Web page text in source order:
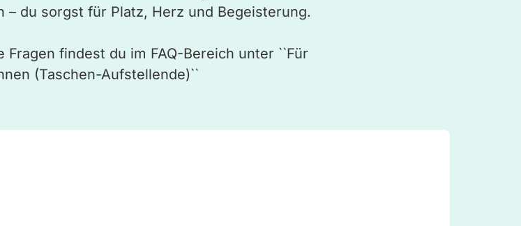
– du sorgst für Platz, Herz und Begeisterung.
findest du im FAQ-Bereich unter ``Für
(Taschen-Aufstellende)``